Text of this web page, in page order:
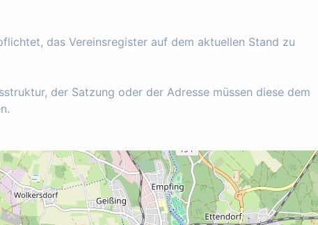
das Vereinsregister auf dem aktuellen Stand zu
der Satzung oder der Adresse müssen diese dem